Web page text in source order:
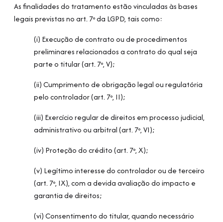
As finalidades do tratamento estão vinculadas às bases
legais previstas no art. 7º da LGPD, tais como:
(i) Execução de contrato ou de procedimentos
preliminares relacionados a contrato do qual seja
parte o titular (art. 7º, V);
(ii) Cumprimento de obrigação legal ou regulatória
pelo controlador (art. 7º, II);
(iii) Exercício regular de direitos em processo judicial,
administrativo ou arbitral (art. 7º, VI);
(iv) Proteção do crédito (art. 7º, X);
(v) Legítimo interesse do controlador ou de terceiro
(art. 7º, IX), com a devida avaliação do impacto e
garantia de direitos;
(vi) Consentimento do titular, quando necessário